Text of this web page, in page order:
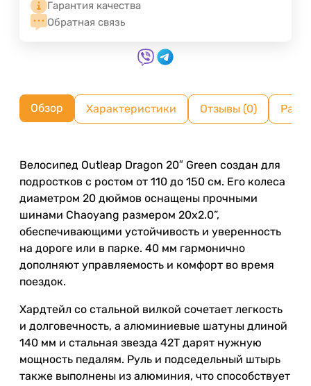
Гарантия качества
Обратная связь
Обзор Характеристики Отзывы (0)
Велосипед Outleap Dragon 20″ Green создан для
подростков с ростом от 110 до 150 см. Его колеса
диаметром 20 дюймов оснащены прочными
шинами Chaoyang размером 20x2.0”,
обеспечивающими устойчивость и уверенность
на дороге или в парке. 40 мм гармонично
дополняют управляемость и комфорт во время
поездок.
Хардтейл со стальной вилкой сочетает легкость
и долговечность, а алюминиевые шатуны длиной
140 мм и стальная звезда 42T дарят нужную
мощность педалям. Руль и подседельный штырь
также выполнены из алюминия, что способствует